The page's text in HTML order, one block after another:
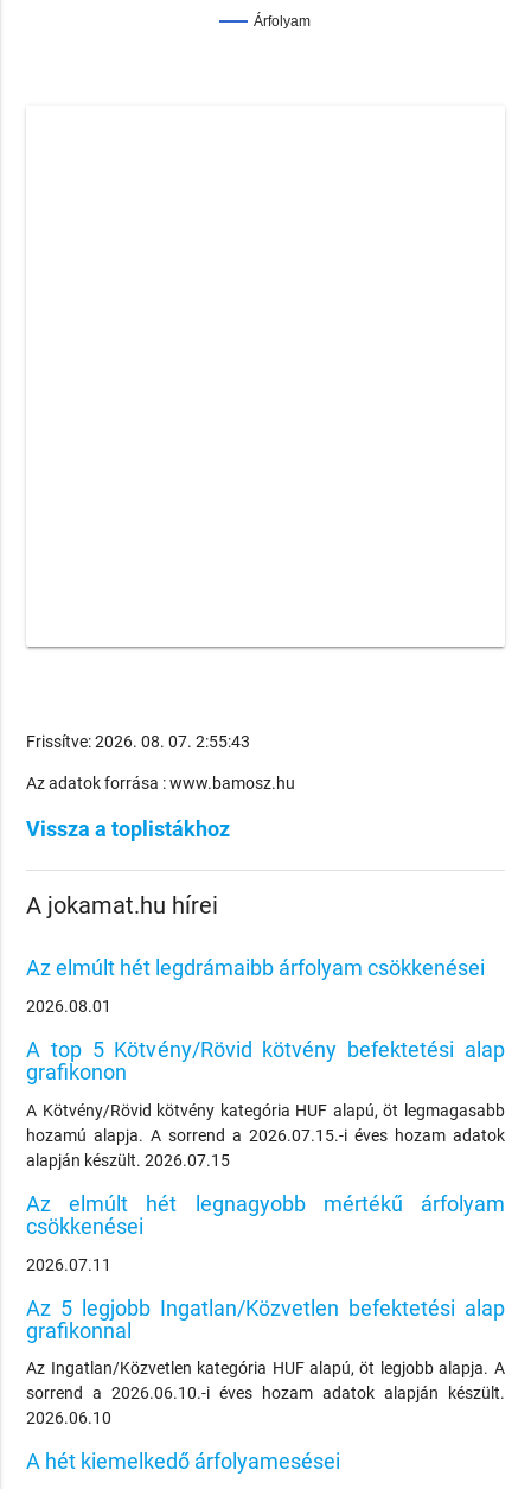
Árfolyam
Frissítve: 2026. 08. 07. 2:55:43
Az adatok forrása : www.bamosz.hu
Vissza a toplistákhoz
A jokamat.hu hírei
Az elmúlt hét legdrámaibb árfolyam csökkenései
2026.08.01
A top 5 Kötvény/Rövid kötvény befektetési alap
grafikonon
A Kötvény/Rövid kötvény kategória HUF alapú, öt legmagasabb
hozamú alapja. A sorrend a 2026.07.15.-i éves hozam adatok
alapján készült. 2026.07.15
Az elmúlt hét legnagyobb mértékű árfolyam
csökkenései
2026.07.11
Az 5 legjobb Ingatlan/Közvetlen befektetési alap
grafikonnal
Az Ingatlan/Közvetlen kategória HUF alapú, öt legjobb alapja. A
sorrend a 2026.06.10.-i éves hozam adatok alapján készült.
2026.06.10
A hét kiemelkedő árfolyamesései